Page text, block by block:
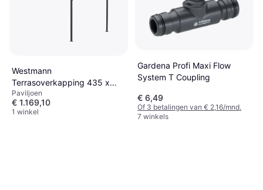
Westmann
Terrasoverkapping 435 x
300 cm
Paviljoen
€ 1.169,10
1 winkel
Gardena Profi Maxi Flow
System T Coupling
€ 6,49
Of 3 betalingen van € 2,16/mnd.
7 winkels